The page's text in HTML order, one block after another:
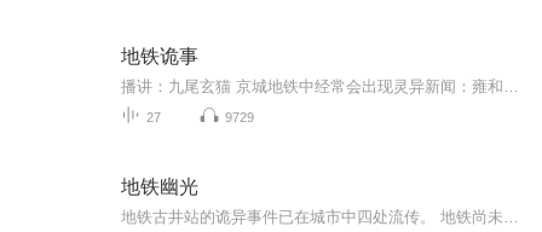
地铁诡事
27 9729
地铁幽光